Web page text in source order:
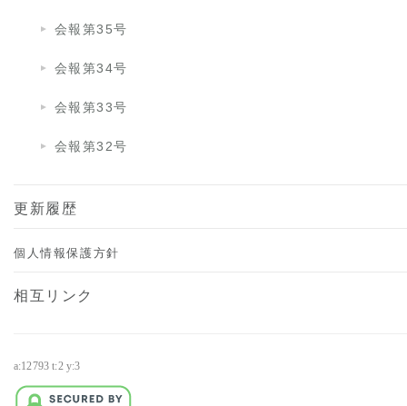
会報第35号
会報第34号
会報第33号
会報第32号
更新履歴
個人情報保護方針
相互リンク
a:12793 t:2 y:3